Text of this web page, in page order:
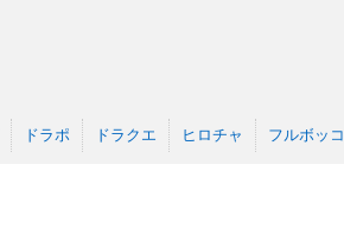
ドラポ ドラクエ ヒロチャ フルボッコ